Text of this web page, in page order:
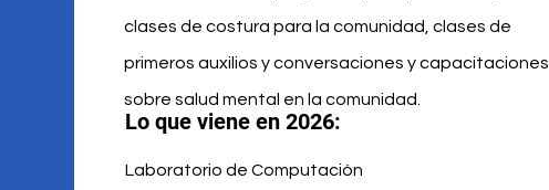
clases de costura para la comunidad, clases de
primeros auxilios y conversaciones y capacitaciones
sobre salud mental en la comunidad.
Lo que viene en 2026:
Laboratorio de Computación